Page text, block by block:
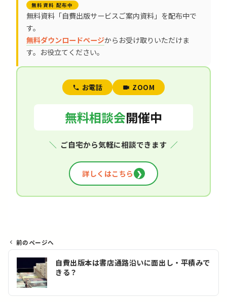
無料資料 配布中
無料資料「自費出版サービスご案内資料」を配布中で
す。
無料ダウンロードページからお受け取りいただけま
す。お役立てください。
お電話 ZOOM
無料相談会開催中
＼ ご自宅から気軽に相談できます ／
詳しくはこちら ❯
投
ビ
前のページへ
自費出版本は書店通路沿いに面出し・平積みで
きる？